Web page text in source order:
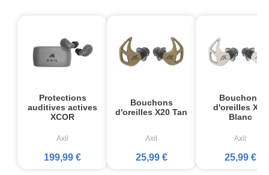
Protections
auditives actives
XCOR
Axil
199,99 €
Bouchons
d'oreilles X20 Tan
Axil
25,99 €
Bouchons
d'oreilles X20
Blanc
Axil
25,99 €